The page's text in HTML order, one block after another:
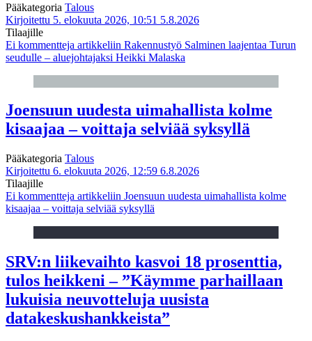
Pääkategoria Talous
Kirjoitettu 5. elokuuta 2026, 10:51 5.8.2026
Tilaajille
Ei kommentteja artikkeliin Rakennustyö Salminen laajentaa Turun
seudulle – aluejohtajaksi Heikki Malaska
Joensuun uudesta uimahallista kolme
kisaajaa – voittaja selviää syksyllä
Pääkategoria Talous
Kirjoitettu 6. elokuuta 2026, 12:59 6.8.2026
Tilaajille
Ei kommentteja artikkeliin Joensuun uudesta uimahallista kolme
kisaajaa – voittaja selviää syksyllä
SRV:n liikevaihto kasvoi 18 prosenttia,
tulos heikkeni – ”Käymme parhaillaan
lukuisia neuvotteluja uusista
datakeskushankkeista”